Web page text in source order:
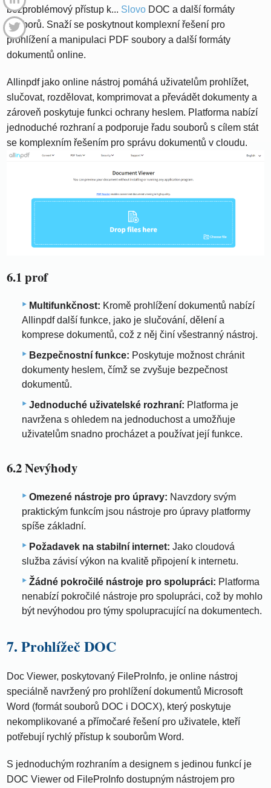
bezproblémový přístup k... Slovo DOC a další formáty
souborů. Snaží se poskytnout komplexní řešení pro
prohlížení a manipulaci PDF soubory a další formáty
dokumentů online.
Allinpdf jako online nástroj pomáhá uživatelům prohlížet,
slučovat, rozdělovat, komprimovat a převádět dokumenty a
zároveň poskytuje funkci ochrany heslem. Platforma nabízí
jednoduché rozhraní a podporuje řadu souborů s cílem stát
se komplexním řešením pro správu dokumentů v cloudu.
6.1 prof
Multifunkčnost: Kromě prohlížení dokumentů nabízí
Allinpdf další funkce, jako je slučování, dělení a
komprese dokumentů, což z něj činí všestranný nástroj.
Bezpečnostní funkce: Poskytuje možnost chránit
dokumenty heslem, čímž se zvyšuje bezpečnost
dokumentů.
Jednoduché uživatelské rozhraní: Platforma je
navržena s ohledem na jednoduchost a umožňuje
uživatelům snadno procházet a používat její funkce.
6.2 Nevýhody
Omezené nástroje pro úpravy: Navzdory svým
praktickým funkcím jsou nástroje pro úpravy platformy
spíše základní.
Požadavek na stabilní internet: Jako cloudová
služba závisí výkon na kvalitě připojení k internetu.
Žádné pokročilé nástroje pro spolupráci: Platforma
nenabízí pokročilé nástroje pro spolupráci, což by mohlo
být nevýhodou pro týmy spolupracující na dokumentech.
7. Prohlížeč DOC
Doc Viewer, poskytovaný FileProInfo, je online nástroj
speciálně navržený pro prohlížení dokumentů Microsoft
Word (formát souborů DOC i DOCX), který poskytuje
nekomplikované a přímočaré řešení pro uživatele, kteří
potřebují rychlý přístup k souborům Word.
S jednoduchým rozhraním a designem s jedinou funkcí je
DOC Viewer od FileProInfo dostupným nástrojem pro